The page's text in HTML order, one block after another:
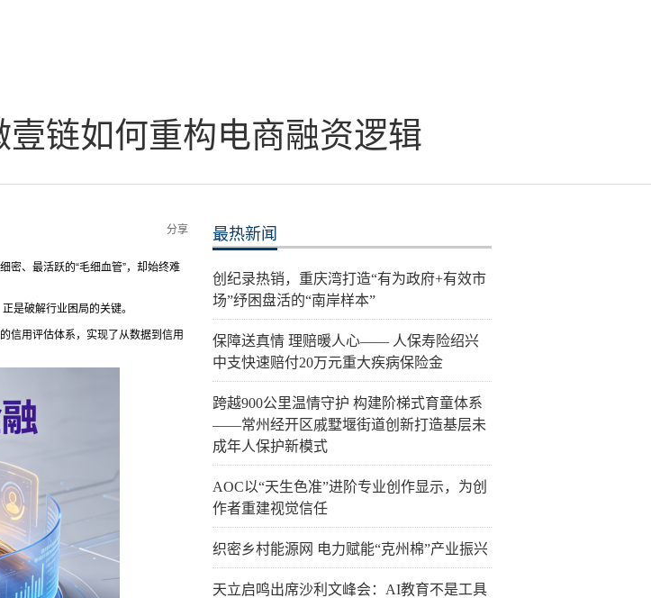
链如何重构电商融资逻辑
分享
密、最活跃的“毛细血管”，却始终难
是破解行业困局的关键。
信用评估体系，实现了从数据到信用
最热新闻
创纪录热销，重庆湾打造“有为政府+有效市
场”纾困盘活的“南岸样本”
保障送真情 理赔暖人心—— 人保寿险绍兴
中支快速赔付20万元重大疾病保险金
跨越900公里温情守护 构建阶梯式育童体系
——常州经开区戚墅堰街道创新打造基层未
成年人保护新模式
AOC以“天生色准”进阶专业创作显示，为创
作者重建视觉信任
织密乡村能源网 电力赋能“克州棉”产业振兴
天立启鸣出席沙利文峰会：AI教育不是工具